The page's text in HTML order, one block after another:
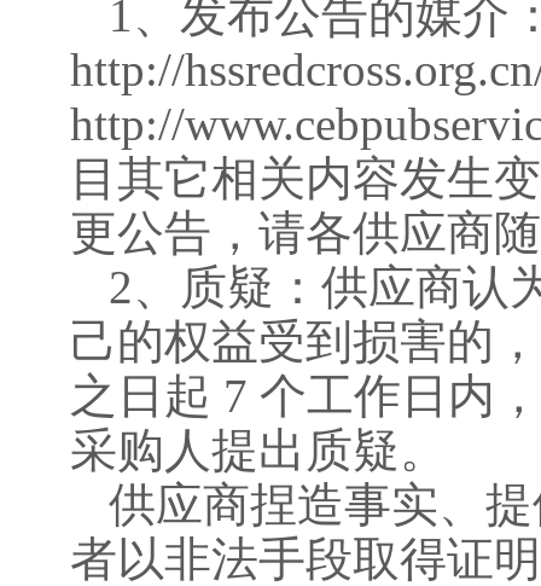
1、发布公告的媒介
http://
http://
目其它相关内容发生
更公告，请各供应商
2、质疑：供应商认
己的权益受到损害的
之日起 7 个工作日内，
采购人提出质疑。
供应商捏造事实、
者以非法手段取得证